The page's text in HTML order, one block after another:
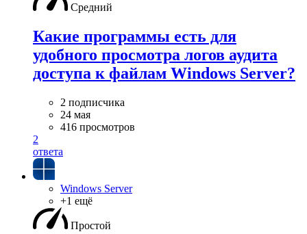
Средний
Какие программы есть для
удобного просмотра логов аудита
доступа к файлам Windows Server?
2 подписчика
24 мая
416 просмотров
2
ответа
Windows Server
+1 ещё
Простой